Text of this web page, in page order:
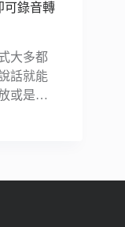
可錄音轉
大多都
話就能
或是…